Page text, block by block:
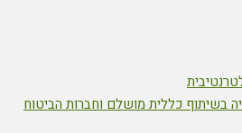
בשיתוף כללית מושלם וחברות הביטוח